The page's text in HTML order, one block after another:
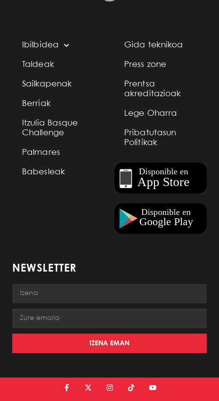
Ibilbidea
Taldeak
Sailkapenak
Berriak
Itzulia Basque
Challenge
Palmares
Babesleak
Gida teknikoa
Press zone
Prentsa
akreditazioak
Lege Oharra
Pribatutasun
Politikak
NEWSLETTER
IZENA EMAN